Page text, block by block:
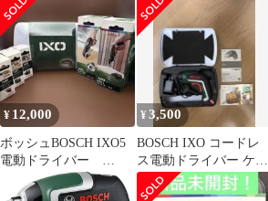
得セット あ
¥ 12,000
ボッシュBOSCH IXO5
電動ドライバー
CUTTER コードレス
¥3,500
BOSCH IXO コードレ
ス電動ドライバー ケー
ス付